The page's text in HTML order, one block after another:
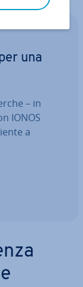
una
– in
IONOS
a